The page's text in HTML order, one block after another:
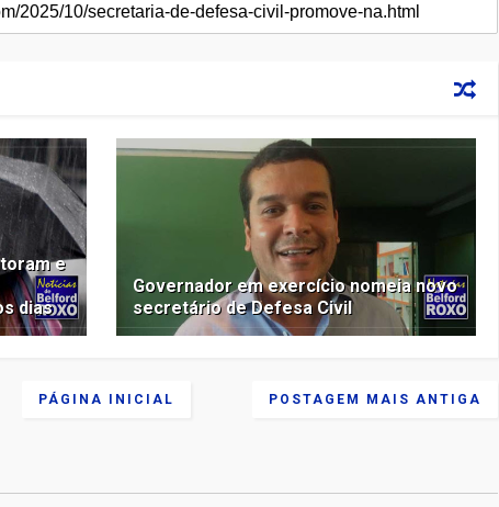
e
dias
Governador em exercício nomeia novo
secretário de Defesa Civil
POSTAGEM MAIS ANTIGA
PÁGINA INICIAL